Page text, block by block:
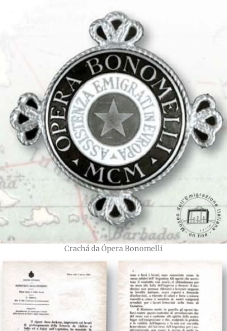
Crachá da Ópera Bonomelli